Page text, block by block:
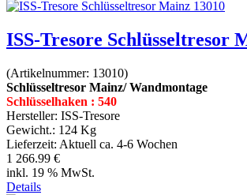
ISS-Tresore Schlüsseltresor
(Artikelnummer: 13010)
Schlüsseltresor Mainz/ Wandmontage
Schlüsselhaken : 540
Hersteller: ISS-Tresore
Gewicht.: 124 Kg
Lieferzeit: Aktuell ca. 4-6 Wochen
1 266.99 €
inkl. 19 % MwSt.
Details